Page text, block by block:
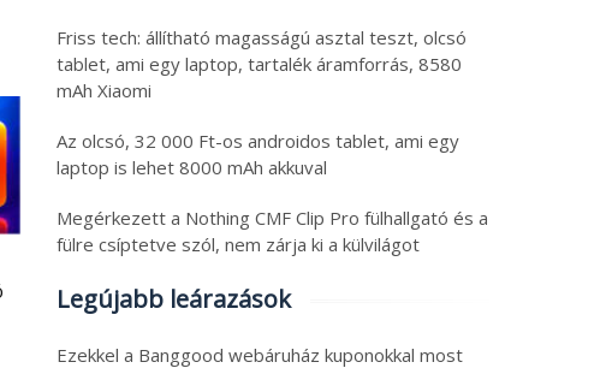
Friss tech: állítható magasságú asztal teszt, olcsó
tablet, ami egy laptop, tartalék áramforrás, 8580
mAh Xiaomi
Az olcsó, 32 000 Ft-os androidos tablet, ami egy
laptop is lehet 8000 mAh akkuval
Megérkezett a Nothing CMF Clip Pro fülhallgató és a
fülre csíptetve szól, nem zárja ki a külvilágot
Legújabb leárazások
Ezekkel a Banggood webáruház kuponokkal most